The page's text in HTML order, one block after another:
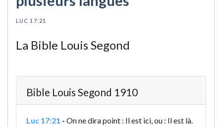
LUC 17:21
La Bible Louis Segond
Bible Louis Segond 1910
Luc 17:21 - On ne dira point : Il est ici, ou : Il est là.